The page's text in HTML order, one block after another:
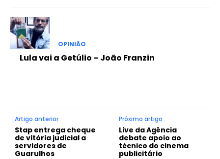
OPINIÃO
Lula vai a Getúlio – João Franzin
Artigo anterior
Stap entrega cheque
de vitória judicial a
servidores de
Guarulhos
Próximo artigo
Live da Agência
debate apoio ao
técnico do cinema
publicitário